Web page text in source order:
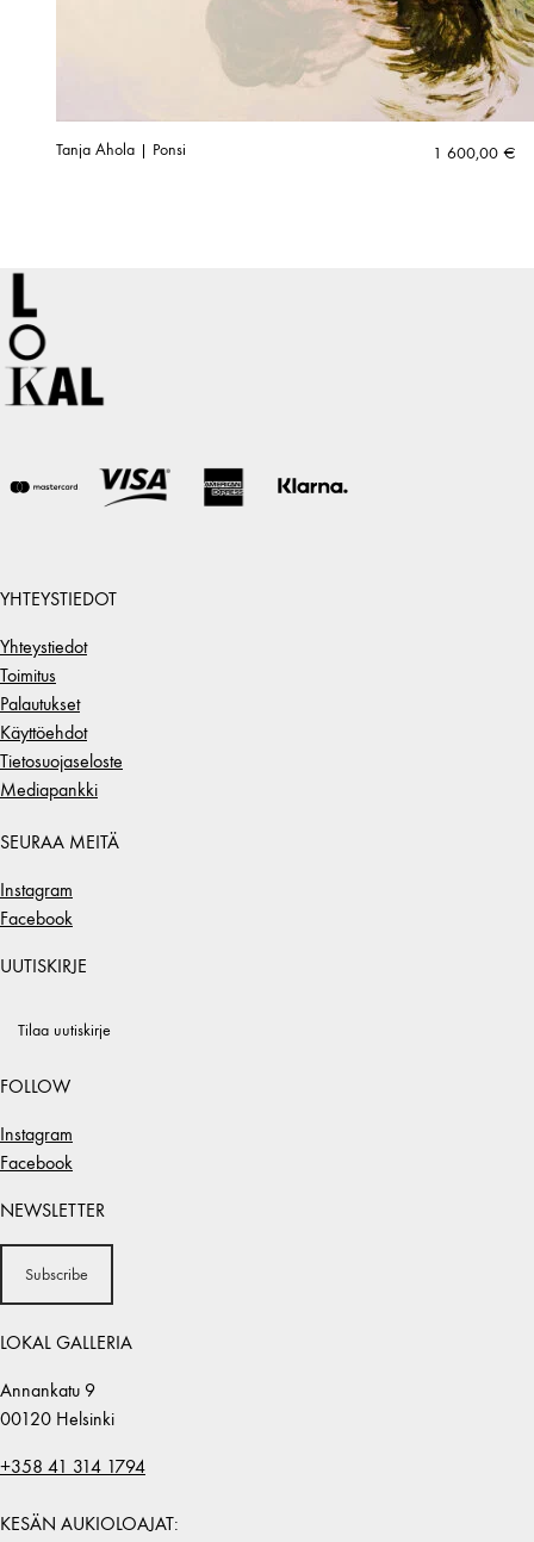
Tanja Ahola | Ponsi 1 600,00 €
YHTEYSTIEDOT
Yhteystiedot
Toimitus
Palautukset
Käyttöehdot
Tietosuojaseloste
Mediapankki
SEURAA MEITÄ
Instagram
Facebook
UUTISKIRJE
Tilaa uutiskirje
FOLLOW
Instagram
Facebook
NEWSLETTER
Subscribe
LOKAL GALLERIA
Annankatu 9
00120 Helsinki
+358 41 314 1794
KESÄN AUKIOLOAJAT: